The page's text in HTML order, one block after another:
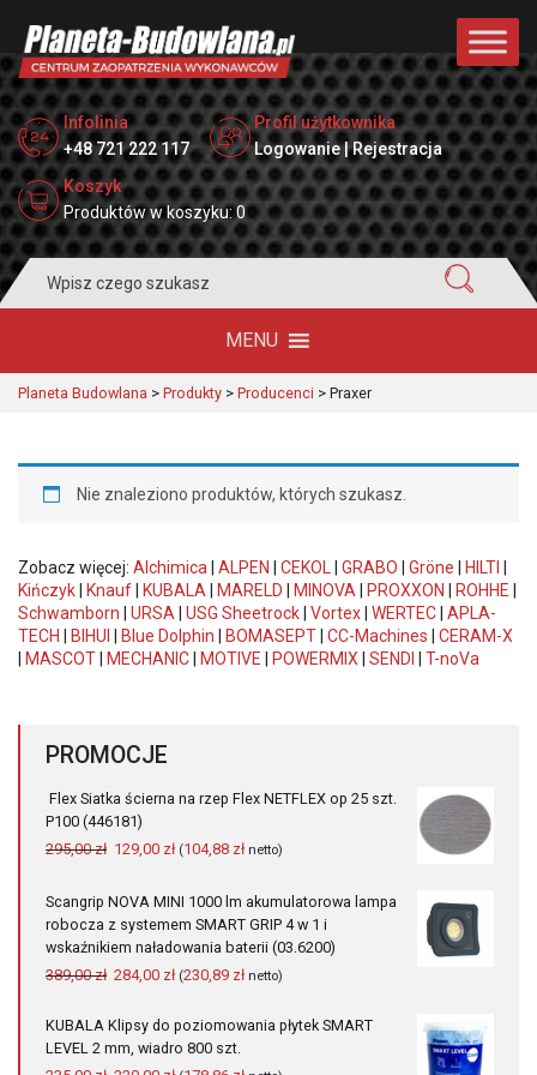
Infolinia
+48 721 222 117
Profil użytkownika
Logowanie | Rejestracja
Koszyk
Produktów w koszyku: 0
for:
MENU
Planeta Budowlana > Produkty > Producenci > Praxer
Nie znaleziono produktów, których szukasz.
Zobacz więcej: Alchimica ALPEN CEKOL GRABO Gröne HILTI
Kińczyk
Knauf KUBALA MARELD MINOVA PROXXON ROHHE
Schwamborn
URSA USG Sheetrock Vortex WERTEC APLA-
TECH
BIHUI Blue Dolphin BOMASEPT CC-Machines
CERAM-X
MASCOT MECHANIC MOTIVE POWERMIX SENDI T-noVa
PROMOCJE
Flex Siatka ścierna na rzep Flex NETFLEX op 25 szt.
P100 (446181)
295,00zł Pierwotna
wynosiła:
295,00 zł.
129,00 złAktualna
wynosi:
129,00 zł.
(104,88 złnetto)
Scangrip NOVA MINI 1000 lm akumulatorowa lampa
robocza z systemem SMART GRIP 4 w 1 i
wskaźnikiem naładowania baterii (03.6200)
389,00zł Pierwotna
wynosiła:
389,00 zł.
284,00 złAktualna
wynosi:
284,00 zł.
(230,89 złnetto)
KUBALA Klipsy do poziomowania płytek SMART
LEVEL 2 mm, wiadro 800 szt.